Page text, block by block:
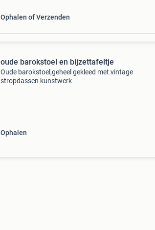
Ophalen of Verzenden
oude barokstoel en bijzettafeltje
Oude barokstoel,geheel gekleed met vintage
stropdassen kunstwerk
Ophalen